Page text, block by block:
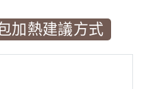
加熱建議方式